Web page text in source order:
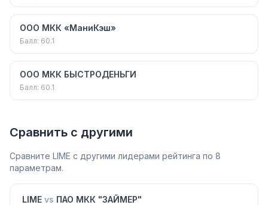
ООО МКК «МаниКэш»
Балл: 60.1
ООО МКК БЫСТРОДЕНЬГИ
Балл: 60.1
Сравнить с другими
Сравните LIME с другими лидерами рейтинга по 8
параметрам.
LIME vs ПАО МКК "ЗАЙМЕР"